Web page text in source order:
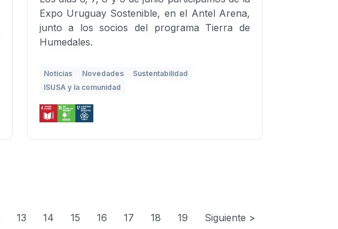
Expo Uruguay Sostenible, en el Antel Arena,
junto a los socios del programa Tierra de
Humedales.
Noticias Novedades
Sustentabilidad
ISUSA y la comunidad
13 14 15 16 17 18 19 Siguiente >